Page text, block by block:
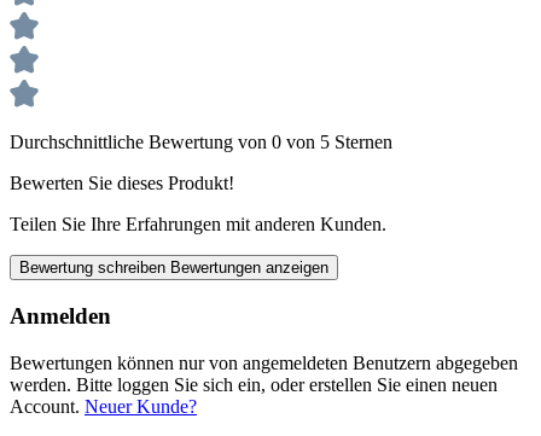
Durchschnittliche Bewertung von 0 von 5 Sternen
Bewerten Sie dieses Produkt!
Teilen Sie Ihre Erfahrungen mit anderen Kunden.
Bewertung schreiben Bewertungen anzeigen
Anmelden
Bewertungen können nur von angemeldeten Benutzern abgegeben
werden. Bitte loggen Sie sich ein, oder erstellen Sie einen neuen
Account. Neuer Kunde?